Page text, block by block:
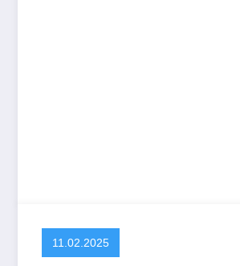
11.02.2025